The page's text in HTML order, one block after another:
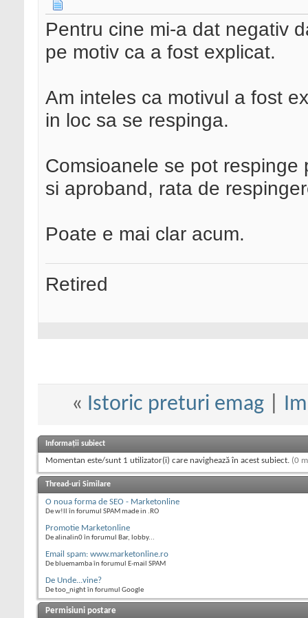
Pentru cine mi-a dat negativ
pe motiv ca a fost explicat.
Am inteles ca motivul a fost
in loc sa se respinga.
Comsioanele se pot
si aproband, rata de
Poate e mai clar acum.
Retired
« Istoric preturi emag
Informații subiect
Momentan este/sunt 1 utilizator(i) care navighează în acest subiect. (0
Thread-uri Similare
O noua forma de SEO - Marketonline
De w!ll în forumul SPAM made in .RO
Promotie Marketonline
De alinalin0 în forumul Bar, lobby...
Email spam: www.marketonline.ro
De bluemamba în forumul E-mail SPAM
De Unde...vine?
De too_night în forumul Google
Permisiuni postare